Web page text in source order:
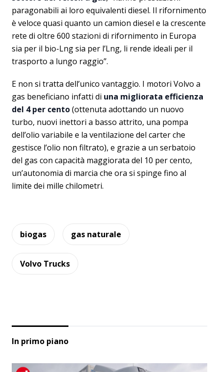
paragonabili ai loro equivalenti diesel. Il rifornimento
è veloce quasi quanto un camion diesel e la crescente
rete di oltre 600 stazioni di rifornimento in Europa
sia per il bio-Lng sia per l’Lng, li rende ideali per il
trasporto a lungo raggio”.
E non si tratta dell’unico vantaggio. I motori Volvo a
gas beneficiano infatti di una migliorata efficienza
del 4 per cento(ottenuta adottando un nuovo
turbo, nuovi inettori a basso attrito, una pompa
dell’olio variabile e la ventilazione del carter che
gestisce l’olio non filtrato), e grazie a un serbatoio
del gas con capacità maggiorata del 10 per cento,
un’autonomia di marcia che ora si spinge fino al
limite dei mille chilometri.
biogas gas naturale
Volvo Trucks
In primo piano